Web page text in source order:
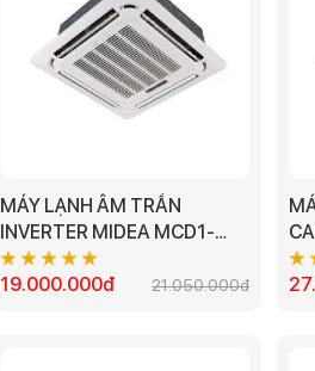
MÁY LẠNH ÂM TRẦN
INVERTER MIDEA MCD1-
18CRDN8 - 2.0HP
19.000.000đ
21.050.000đ